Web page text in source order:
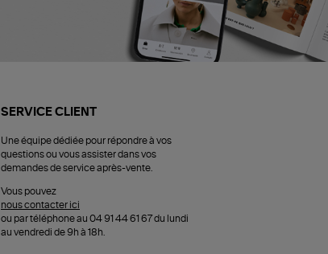
SERVICE CLIENT
Une équipe dédiée pour répondre à vos
questions ou vous assister dans vos
demandes de service après-vente.
Vous pouvez
nous contacter ici
ou par téléphone au 04 91 44 61 67 du lundi
au vendredi de 9h à 18h.